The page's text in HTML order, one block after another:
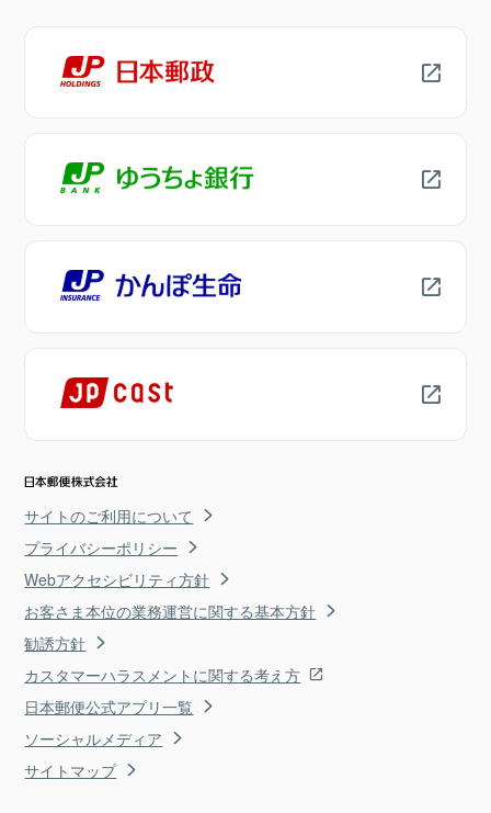
サイトのご利用について
プライバシーポリシー
Webアクセシビリティ方針
お客さま本位の業務運営に関する基本方針
勧誘方針
カスタマーハラスメントに関する考え方
日本郵便公式アプリ一覧
ソーシャルメディア
サイトマップ